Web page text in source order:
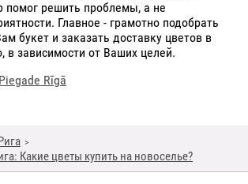
Какие цветы купить на новоселье?
помог решить проблемы, а не
Главное - грамотно подобрать
букет и заказать доставку цветов в
в зависимости от Ваших целей.
Rīgā